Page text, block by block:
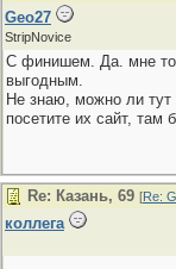
Geo27
StripNovice
С финишем. Да. мне
выгодным.
Не знаю, можно ли
посетите их сайт, там
Re: Казань, 69 [Re:
коллега